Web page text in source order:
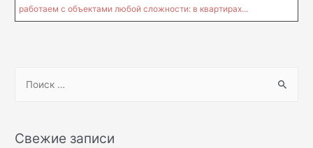
работаем с объектами любой сложности: в квартирах...
Свежие записи